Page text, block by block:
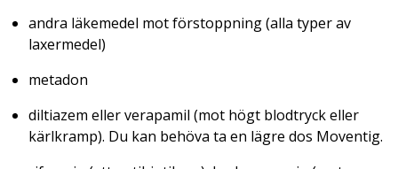
andra läkemedel mot förstoppning (alla typer av
laxermedel)
metadon
diltiazem eller verapamil (mot högt blodtryck eller
kärlkramp). Du kan behöva ta en lägre dos Moventig.